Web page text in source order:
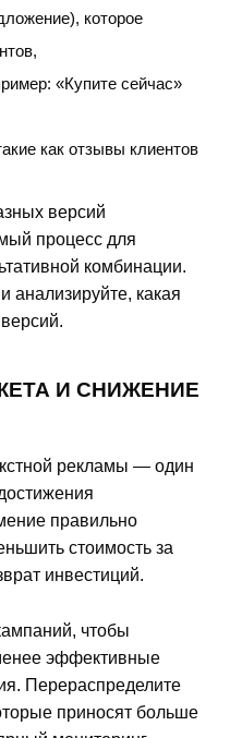
которое
«Купите сейчас»
как отзывы клиентов
версий
процесс для
комбинации.
анализируйте, какая
И СНИЖЕНИЕ
рекламы — один
правильно
стоимость за
инвестиций.
чтобы
эффективные
Перераспределите
приносят больше